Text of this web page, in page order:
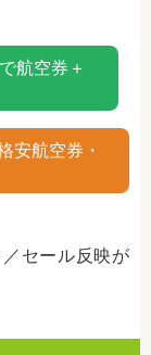
航空券＋
安航空券・
セール反映が